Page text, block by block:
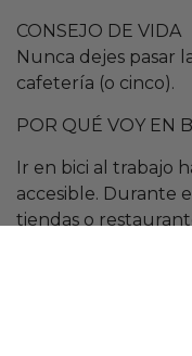
CONSEJO DE VIDA
Nunca dejes pasar
cafetería (o cinco).
POR QUÉ VOY EN
Ir en bici al trabajo
accesible. Durante
tiendas o